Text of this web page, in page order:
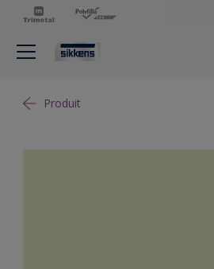
Produit